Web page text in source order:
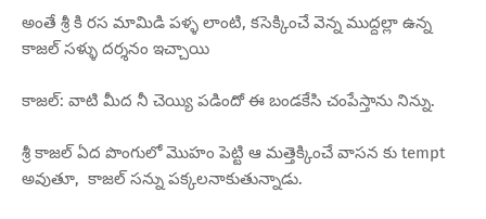
అంతే శ్రీ కి రస మామిడి పళ్ళ లాంటి, కసెక్కించే వెన్న ముద్దల్లా ఉన్న
కాజల్ సళ్ళు దర్శనం ఇచ్చాయి
కాజల్: వాటి మీద నీ చెయ్యి పడిందో ఈ బండకేసి చంపేస్తాను నిన్ను.
శ్రీ కాజల్ ఏద పొంగులో మొహం పెట్టి ఆ మత్తెక్కించే వాసన కు tempt
అవుతూ, కాజల్ సన్ను పక్కలనాకుతున్నాడు.